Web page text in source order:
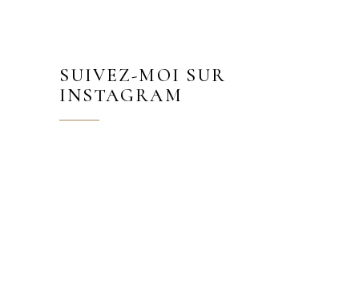
SUIVEZ-MOI SUR
INSTAGRAM